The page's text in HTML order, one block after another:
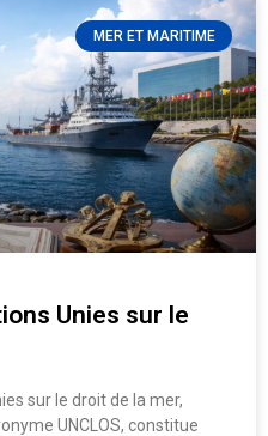
MER ET MARITIME
Unies sur le
sur le droit de la mer,
UNCLOS, constitue